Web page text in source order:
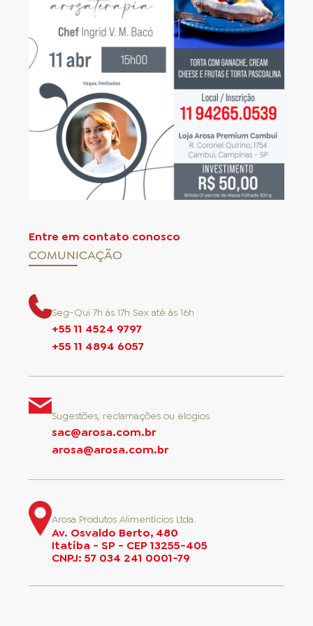
para sua receita e retorne o restante da massa
imediatamente para o congelador.
5. Para unir duas superfícies de massa,
umedeça com água, utilizando um pincel
macio.
6. Pincele sua massa antes do assamento. Para
isso, utilize um pincel macio umedecido em
ovo inteiro batido ou leite.
7. Não fritar, cozinhar ou assar a massa folhada
em forno microondas
Entre em contato conosco
COMUNICAÇÃO
Seg-Qui 7h às 17h Sex até às 16h
+55 11 4524 9797
+55 11 4894 6057
Sugestões, reclamações ou elogios
sac@arosa.com.br
arosa@arosa.com.br
Arosa Produtos Alimentícios Ltda.
Av. Osvaldo Berto, 480
Itatiba - SP - CEP 13255-405
CNPJ: 57 034 241 0001-79